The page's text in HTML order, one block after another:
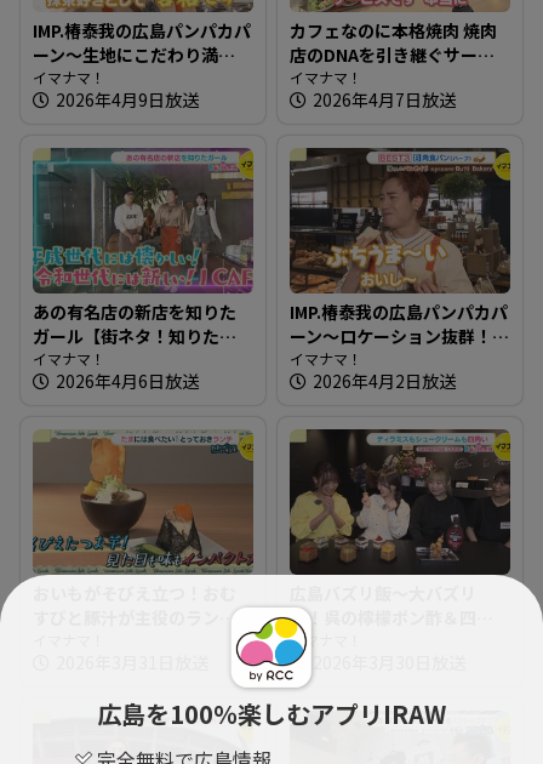
広島を100％楽しむアプリIRAW
IMP.椿泰我の広島パンパカパ
ーン～生地にこだわり満
点！レストランでも使用の
パン
イマナマ！
2026年4月9日放送
カフェなのに本格焼肉 焼肉
店のDNAを引き継ぐサービ
スランチ～カフェ＆バー
Daishin【たまにはそとラン
イマナマ！
2026年4月7日放送
あの有名店の新店を知りた
ガール【街ネタ！知りたガ
ール】
イマナマ！
2026年4月6日放送
IMP.椿泰我の広島パンパカパ
ーン～ロケーション抜群！
観光客も集まる人気スポッ
トのパン屋さん
イマナマ！
2026年4月2日放送
すびと豚汁が主役のランチ
～おむすびと豚汁 nae【た
中！呉の檸檬ポン酢＆四角
いスイーツ【街ネタ！知り
たガール】
イマナマ！